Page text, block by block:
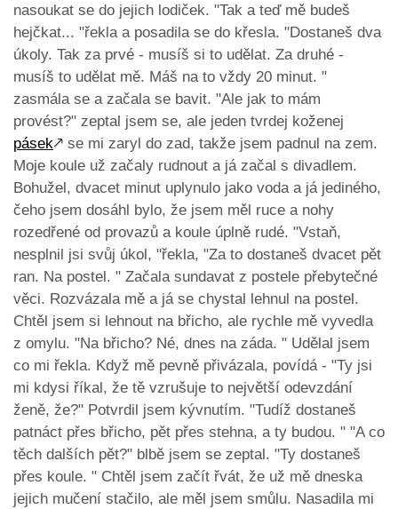
nasoukat se do jejich lodiček. "Tak a teď mě budeš
hejčkat... "řekla a posadila se do křesla. "Dostaneš dva
úkoly. Tak za prvé - musíš si to udělat. Za druhé -
musíš to udělat mě. Máš na to vždy 20 minut. "
zasmála se a začala se bavit. "Ale jak to mám
provést?" zeptal jsem se, ale jeden tvrdej koženej
pásek🡕 se mi zaryl do zad, takže jsem padnul na zem.
Moje koule už začaly rudnout a já začal s divadlem.
Bohužel, dvacet minut uplynulo jako voda a já jediného,
čeho jsem dosáhl bylo, že jsem měl ruce a nohy
rozedřené od provazů a koule úplně rudé. "Vstaň,
nesplnil jsi svůj úkol, "řekla, "Za to dostaneš dvacet pět
ran. Na postel. " Začala sundavat z postele přebytečné
věci. Rozvázala mě a já se chystal lehnul na postel.
Chtěl jsem si lehnout na břicho, ale rychle mě vyvedla
z omylu. "Na břicho? Né, dnes na záda. " Udělal jsem
co mi řekla. Když mě pevně přivázala, povídá - "Ty jsi
mi kdysi říkal, že tě vzrušuje to největší odevzdání
ženě, že?" Potvrdil jsem kývnutím. "Tudíž dostaneš
patnáct přes břicho, pět přes stehna, a ty budou. " "A co
těch dalších pět?" blbě jsem se zeptal. "Ty dostaneš
přes koule. " Chtěl jsem začít řvát, že už mě dneska
jejich mučení stačilo, ale měl jsem smůlu. Nasadila mi